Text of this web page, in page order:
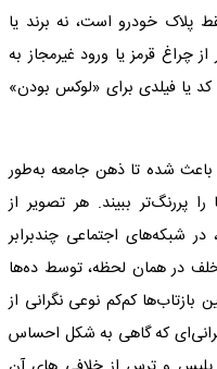
پلاک خودرو است، نه برند یا
چراغ قرمز یا ورود غیرمجاز به
یا فیلدی برای «لوکس بودن»
باعث شده تا ذهن جامعه به‌طور
را پررنگ‌تر ببیند. هر تصویر از
شبکه‌های اجتماعی چندبرابر
در همان لحظه، توسط ده‌ها
کم‌کم نوعی نگرانی از
که گاهی به شکل احساس